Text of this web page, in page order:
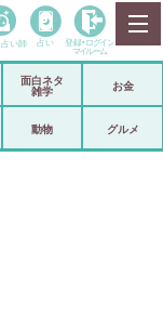
い師 占い 登録• ログイン
マイルーム
面白ネタ
雑学
お金
動物 グルメ